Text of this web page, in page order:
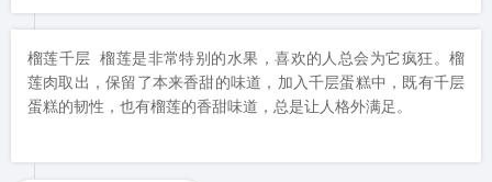
榴莲千层 榴莲是非常特别的水果，喜欢的人总会为它疯狂。榴
莲肉取出，保留了本来香甜的味道，加入千层蛋糕中，既有千层
蛋糕的韧性，也有榴莲的香甜味道，总是让人格外满足。